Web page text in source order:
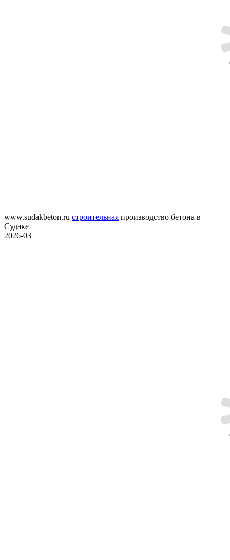
www.sudakbeton.ru строительная производство бетона в
Судаке
2026-03